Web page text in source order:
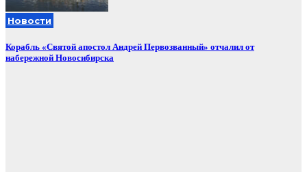
Новости
Корабль «Святой апостол Андрей Первозванный» отчалил от
набережной Новосибирска